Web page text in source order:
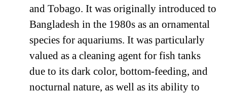
and Tobago. It was originally introduced to
Bangladesh in the 1980s as an ornamental
species for aquariums. It was particularly
valued as a cleaning agent for fish tanks
due to its dark color, bottom-feeding, and
nocturnal nature, as well as its ability to